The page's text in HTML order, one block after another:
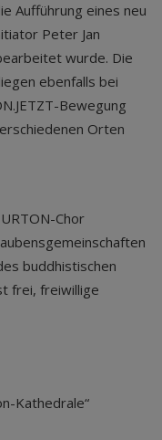
Aufführung eines neu
Peter Jan
wurde. Die
ebenfalls bei
Bewegung
Orten
Chor
buddhistischen
frei, freiwillige
Kathedrale“